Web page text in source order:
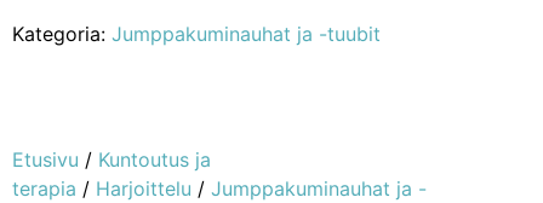
Kategoria: Jumppakuminauhat ja -tuubit
Etusivu / Kuntoutus ja
terapia / Harjoittelu / Jumppakuminauhat ja -